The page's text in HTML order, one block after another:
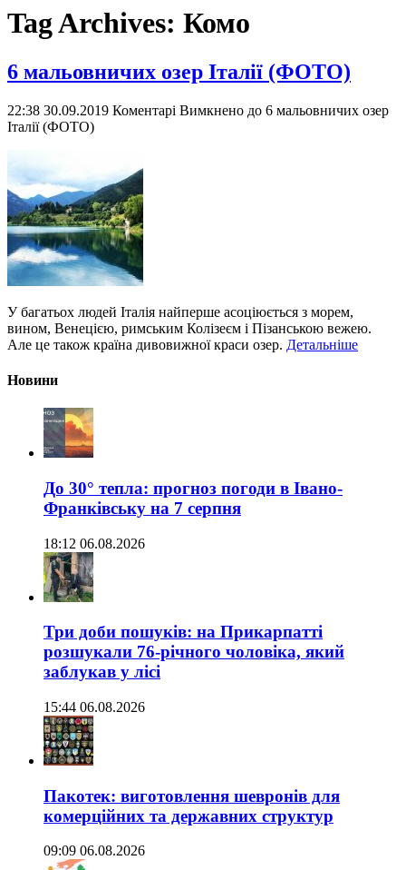
Tag Archives: Комо
6 мальовничих озер Італії (ФОТО)
22:38 30.09.2019 Коментарі Вимкнено до 6 мальовничих озер
Італії (ФОТО)
У багатьох людей Італія найперше асоціюється з морем,
вином, Венецією, римським Колізеєм і Пізанською вежею.
Але це також країна дивовижної краси озер. Детальніше
Новини
До 30° тепла: прогноз погоди в Івано-
Франківську на 7 серпня
18:12 06.08.2026
Три доби пошуків: на Прикарпатті
розшукали 76-річного чоловіка, який
заблукав у лісі
15:44 06.08.2026
Пакотек: виготовлення шевронів для
комерційних та державних структур
09:09 06.08.2026